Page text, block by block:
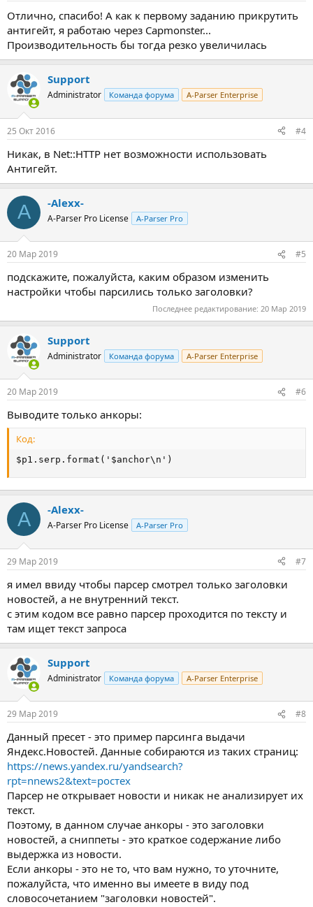
Отлично, спасибо! А как к первому заданию прикрутить
антигейт, я работаю через Capmonster...
Производительность бы тогда резко увеличилась
Support
Administrator Команда форума A-Parser Enterprise
25 Окт 2016 #4
Никак, в Net::HTTP нет возможности использовать
Антигейт.
A -Alexx-
A-Parser Pro License A-Parser Pro
20 Мар 2019 #5
подскажите, пожалуйста, каким образом изменить
настройки чтобы парсились только заголовки?
Последнее редактирование: 20 Мар 2019
Support
Administrator Команда форума A-Parser Enterprise
20 Мар 2019 #6
Выводите только анкоры:
Код:
$p1.serp.format('$anchor\n')
A -Alexx-
A-Parser Pro License A-Parser Pro
29 Мар 2019 #7
я имел ввиду чтобы парсер смотрел только заголовки
новостей, а не внутренний текст.
с этим кодом все равно парсер проходится по тексту и
там ищет текст запроса
Support
Administrator Команда форума A-Parser Enterprise
29 Мар 2019 #8
Данный пресет - это пример парсинга выдачи
Яндекс.Новостей. Данные собираются из таких страниц:
https://news.yandex.ru/yandsearch?
rpt=nnews2&text=ростех
Парсер не открывает новости и никак не анализирует их
текст.
Поэтому, в данном случае анкоры - это заголовки
новостей, а сниппеты - это краткое содержание либо
выдержка из новости.
Если анкоры - это не то, что вам нужно, то уточните,
пожалуйста, что именно вы имеете в виду под
словосочетанием "заголовки новостей".